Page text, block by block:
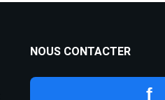
NOUS CONTACTER
f